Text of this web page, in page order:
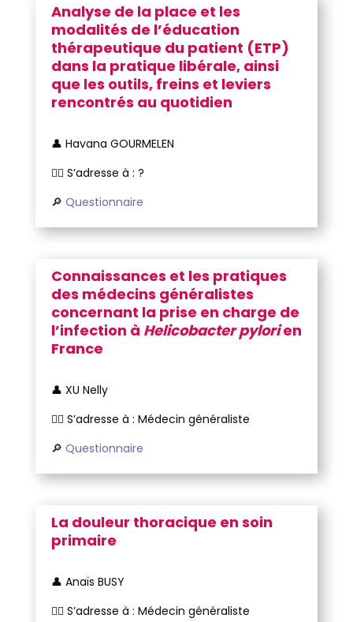
Analyse de la place et les
modalités de l’éducation
thérapeutique du patient (ETP)
dans la pratique libérale, ainsi
que les outils, freins et leviers
rencontrés au quotidien
👤 Havana GOURMELEN
🧑‍⚕️ S’adresse à : ?
🔎 Questionnaire
Connaissances et les pratiques
des médecins généralistes
concernant la prise en charge de
l’infection à Helicobacter pylorien
France
👤 XU Nelly
🧑‍⚕️ S’adresse à : Médecin généraliste
🔎 Questionnaire
La douleur thoracique en soin
primaire
👤 Anaïs BUSY
🧑‍⚕️ S’adresse à : Médecin généraliste